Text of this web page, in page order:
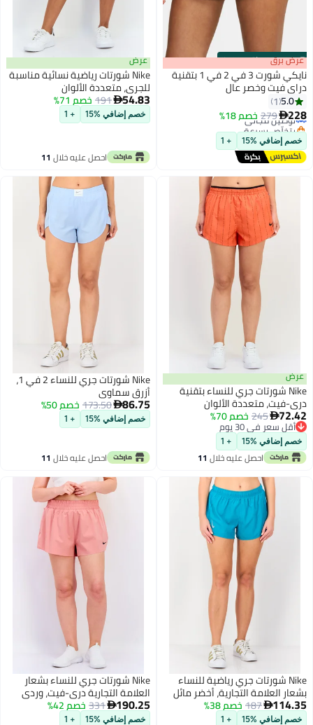
00m:00
·باقي 100% برق
نايكي شورت 3 في 2 في 1 بتقنية
فيت وخصر عالٍ
5.0
1

279خصم 18%
مجاني
بسرعة
مجاني
إضافي %15 + 1
عرض
Nike شورتات رياضية نسائية مناسبة
للجري، متعددة الألوان
54.83
191خصم 71%
خصم إضافي %15 + 1
احصل عليه خلال11
اغسطس
Nike شورتات جري للنساء بتقنية
فيت، متعددة الألوان

245خصم 70%
سعر في 30 يوم
سعر في 30 يوم
إضافي %15 + 1
احصل عليه خلال11
اغسطس
Nike شورتات جري للنساء 2 في 1،
أزرق سماوي
86.75
173.50خصم 50%
خصم إضافي %15 + 1
احصل عليه خلال11
اغسطس
Nike شورتات جري رياضية للنساء
العلامة التجارية، أخضر مائل

187خصم 38%
إضافي %15 + 1
Nike شورتات جري للنساء بشعار
العلامة التجارية دري-فيت، وردي
190.25
331خصم 42%
خصم إضافي %15 + 1